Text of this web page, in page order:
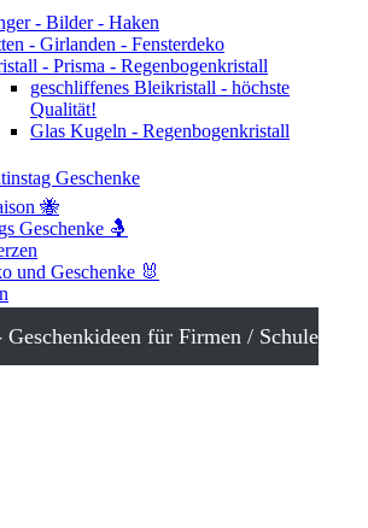
- Bilder - Haken
- Girlanden - Fensterdeko
- Prisma - Regenbogenkristall
geschliffenes Bleikristall - höchste
Qualität!
Glas Kugeln - Regenbogenkristall
Geschenke
🐝
Geschenke 🤱
und Geschenke 🐰
Geschenkideen für Firmen / Schule